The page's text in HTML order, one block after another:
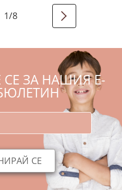
1/8
ЗА НАШИЯ E-